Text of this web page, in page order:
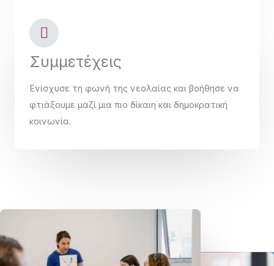
Συμμετέχεις
Ενίσχυσε τη φωνή της νεολαίας και βοήθησε να
φτιάξουμε μαζί μια πιο δίκαιη και δημοκρατική
κοινωνία.